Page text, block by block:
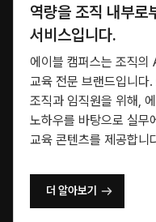
역량을 조직 내부로
서비스입니다.
에이블 캠퍼스는 조직의
교육 전문 브랜드입니다
조직과 임직원을 위해,
노하우를 바탕으로 실무
교육 콘텐츠를 제공합니
더 알아보기